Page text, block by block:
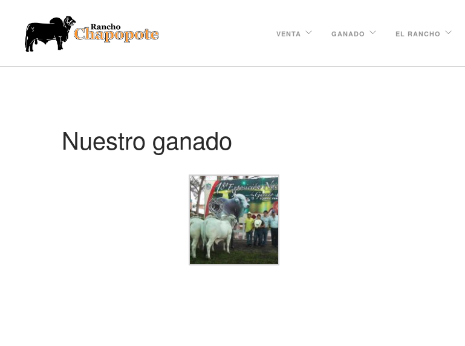
VENTA GANADO EL RANCHO
Nuestro ganado